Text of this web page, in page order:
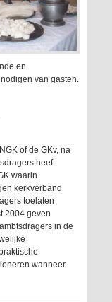
en
van gasten.
of de GKv, na
heeft.
waarin
kerkverband
toelaten
2004 geven
in de
wanneer